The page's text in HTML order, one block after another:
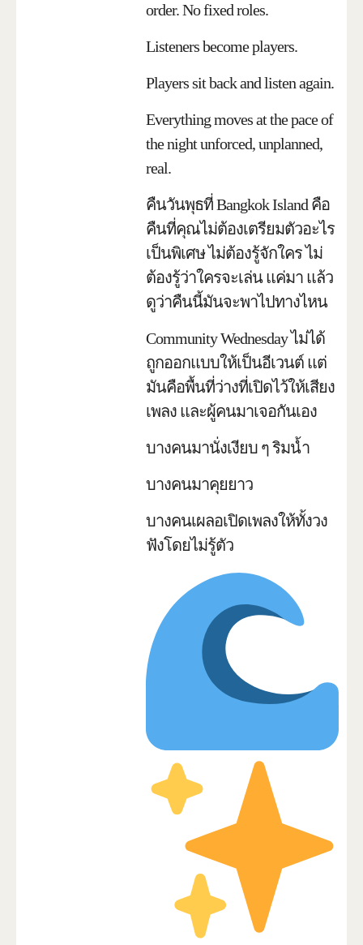
order. No fixed roles.
Listeners become players.
Players sit back and listen again.
Everything moves at the pace of
the night unforced, unplanned,
real.
คืนวันพุธที่ Bangkok Island คือ
คืนที่คุณไม่ต้องเตรียมตัวอะไร
เป็นพิเศษ ไม่ต้องรู้จักใคร ไม่
ต้องรู้ว่าใครจะเล่น แค่มา แล้ว
ดูว่าคืนนี้มันจะพาไปทางไหน
Community Wednesday ไม่ได้
ถูกออกแบบให้เป็นอีเวนต์ แต่
มันคือพื้นที่ว่างที่เปิดไว้ให้เสียง
เพลง และผู้คนมาเจอกันเอง
บางคนมานั่งเงียบ ๆ ริมน้ำ
บางคนมาคุยยาว
บางคนเผลอเปิดเพลงให้ทั้งวง
ฟังโดยไม่รู้ตัว